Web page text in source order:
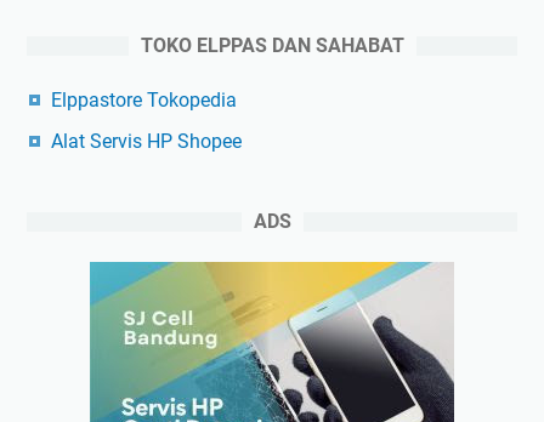
TOKO ELPPAS DAN SAHABAT
Elppastore Tokopedia
Alat Servis HP Shopee
ADS